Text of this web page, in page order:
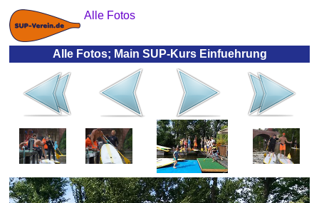
Alle Fotos
Alle Fotos; Main SUP-Kurs Einfuehrung